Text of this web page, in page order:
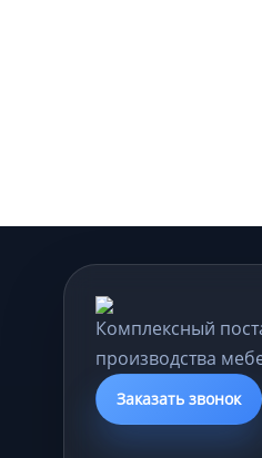
Комплексный
производства
Заказать звонок